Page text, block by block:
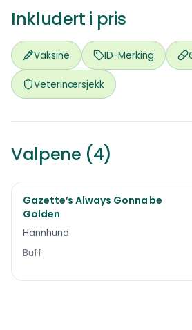
Inkludert i pris
Vaksine ID-Merking
Veterinærsjekk
Valpene (4)
Reservert
Gazette’s Always Gonna be
Golden
Hannhund
Buff